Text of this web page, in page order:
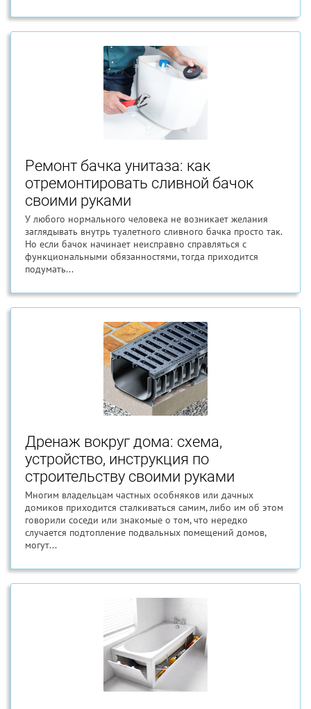
Ремонт бачка унитаза: как
отремонтировать сливной бачок
своими руками
У любого нормального человека не возникает желания
заглядывать внутрь туалетного сливного бачка просто так.
Но если бачок начинает неисправно справляться с
функциональными обязанностями, тогда приходится
подумать...
Дренаж вокруг дома: схема,
устройство, инструкция по
строительству своими руками
Многим владельцам частных особняков или дачных
домиков приходится сталкиваться самим, либо им об этом
говорили соседи или знакомые о том, что нередко
случается подтопление подвальных помещений домов,
могут...